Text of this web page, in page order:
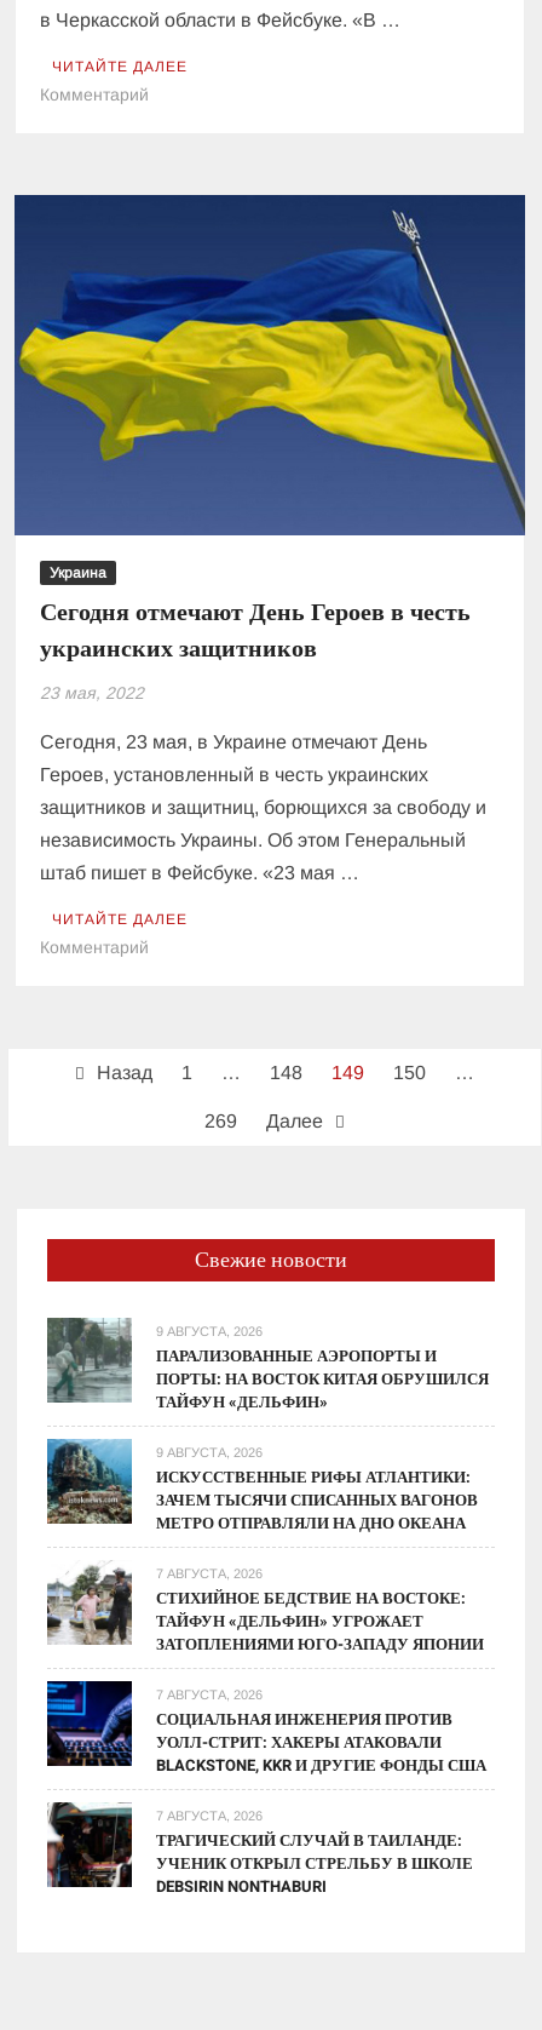
в Черкасской области в Фейсбуке. «В …
ЧИТАЙТЕ ДАЛЕЕ
Комментарий
для
армии
Украина
Сегодня отмечают День Героев в честь
украинских защитников
23 мая, 2022
Сегодня, 23 мая, в Украине отмечают День
Героев, установленный в честь украинских
защитников и защитниц, борющихся за свободу и
независимость Украины. Об этом Генеральный
штаб пишет в Фейсбуке. «23 мая …
ЧИТАЙТЕ ДАЛЕЕ
Комментарий
в
Пагинация
Назад 1 … 148 149 150 …
269 Далее
Свежие новости
9 АВГУСТА, 2026
ПАРАЛИЗОВАННЫЕ АЭРОПОРТЫ И
ПОРТЫ: НА ВОСТОК КИТАЯ ОБРУШИЛСЯ
ТАЙФУН «ДЕЛЬФИН»
9 АВГУСТА, 2026
ИСКУССТВЕННЫЕ РИФЫ АТЛАНТИКИ:
ЗАЧЕМ ТЫСЯЧИ СПИСАННЫХ ВАГОНОВ
МЕТРО ОТПРАВЛЯЛИ НА ДНО ОКЕАНА
7 АВГУСТА, 2026
СТИХИЙНОЕ БЕДСТВИЕ НА ВОСТОКЕ:
ТАЙФУН «ДЕЛЬФИН» УГРОЖАЕТ
ЗАТОПЛЕНИЯМИ ЮГО-ЗАПАДУ ЯПОНИИ
7 АВГУСТА, 2026
СОЦИАЛЬНАЯ ИНЖЕНЕРИЯ ПРОТИВ
УОЛЛ-СТРИТ: ХАКЕРЫ АТАКОВАЛИ
BLACKSTONE, KKR И ДРУГИЕ ФОНДЫ США
7 АВГУСТА, 2026
ТРАГИЧЕСКИЙ СЛУЧАЙ В ТАИЛАНДЕ:
УЧЕНИК ОТКРЫЛ СТРЕЛЬБУ В ШКОЛЕ
DEBSIRIN NONTHABURI